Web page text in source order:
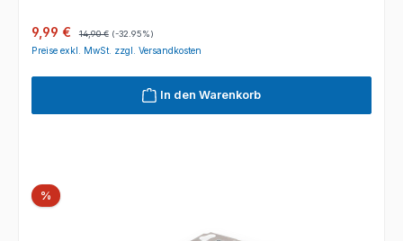
Verkaufspreis:
9,99 € 14,90 € (-32.95%)
Preise exkl. MwSt. zzgl. Versandkosten
In den Warenkorb
%Rabatt